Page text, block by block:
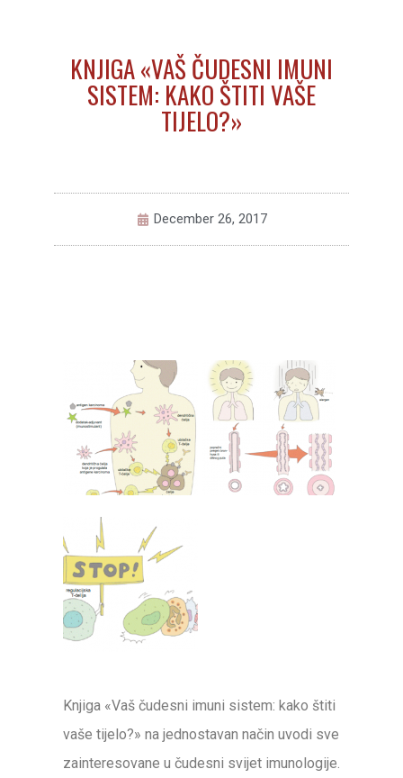
KNJIGA «VAŠ ČUDESNI IMUNI
SISTEM: KAKO ŠTITI VAŠE
TIJELO?»
December 26, 2017
Knjiga «Vaš čudesni imuni sistem: kako štiti
vaše tijelo?» na jednostavan način uvodi sve
zainteresovane u čudesni svijet imunologije.